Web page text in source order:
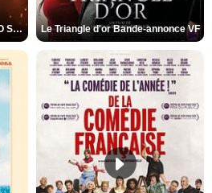
L'Odyssée Bande-annonce VO STFR Le Triangle d'or Bande-annonce VF